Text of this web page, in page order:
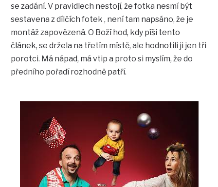
se zadání. V pravidlech nestojí, že fotka nesmí být
sestavena z dílčích fotek , není tam napsáno, že je
montáž zapovězená. O Boží hod, kdy píši tento
článek, se držela na třetím místě, ale hodnotili ji jen tři
porotci. Má nápad, má vtip a proto si myslím, že do
předního pořadí rozhodně patří.